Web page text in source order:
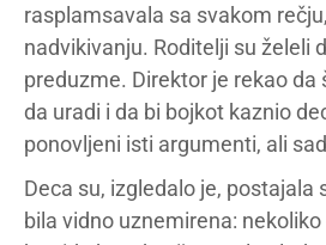
rasplamsavala sa svakom
nadvikivanju. Roditelji su želeli
preduzme. Direktor je rekao da
da uradi i da bi bojkot kaznio
ponovljeni isti argumenti, ali
Deca su, izgledalo je, postajala
bila vidno uznemirena: